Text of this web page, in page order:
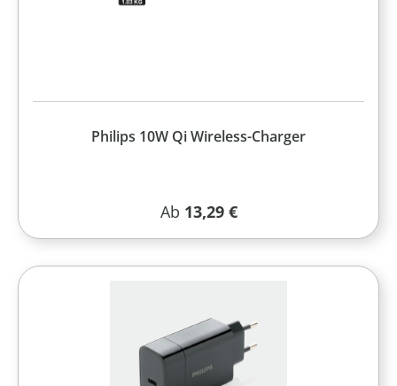
Philips 10W Qi Wireless-Charger
Regulärer Preis:
Ab 13,29 €